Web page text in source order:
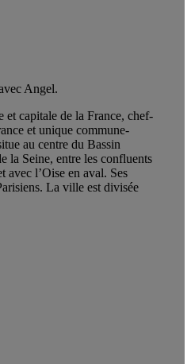
Angel.
et capitale de la France, chef-
et unique commune-
au centre du Bassin
la Seine, entre les confluents
avec l’Oise en aval. Ses
La ville est divisée